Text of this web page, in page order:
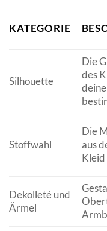
KATEGORIE
Silhouette
Die
des
Stoffwahl
Die
aus
Dekolleté und
Ärmel